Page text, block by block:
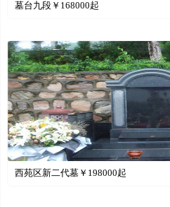
墓台九段￥ 168000起
西苑区新二代墓￥ 198000起